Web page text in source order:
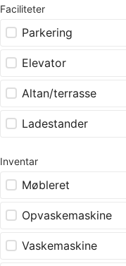
Faciliteter
Parkering
Elevator
Altan/terrasse
Ladestander
Inventar
Møbleret
Opvaskemaskine
Vaskemaskine